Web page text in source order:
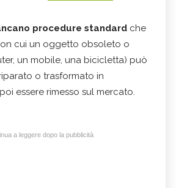
procedure standard che
cui un oggetto obsoleto o
un mobile, una bicicletta) può
o trasformato in
essere rimesso sul mercato.
a leggere dopo la pubblicità